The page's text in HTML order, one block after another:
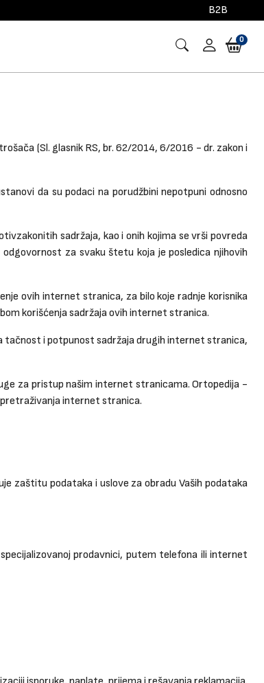
B2B
0
(Sl. glasnik RS, br. 62/2014, 6/2016 - dr. zakon i
da su podaci na porudžbini nepotpuni odnosno
sadržaja, kao i onih kojima se vrši povreda
za svaku štetu koja je posledica njihovih
ovih internet stranica, za bilo koje radnje korisnika
korišćenja sadržaja ovih internet stranica.
tačnost i potpunost sadržaja drugih internet stranica,
za pristup našim internet stranicama. Ortopedija -
pretraživanja internet stranica.
zaštitu podataka i uslove za obradu Vaših podataka
prodavnici, putem telefona ili internet